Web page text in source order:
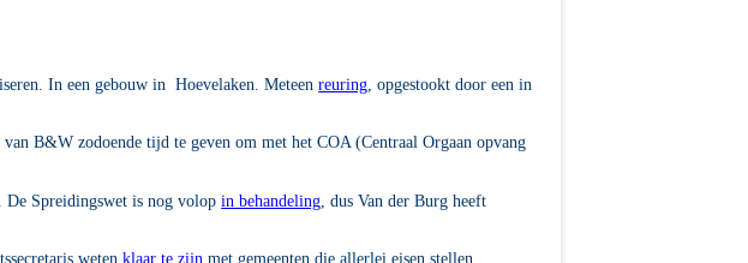
In een gebouw in Hoevelaken. Meteenreuring , opgestookt door een in
B&W zodoende tijd te geven om met het COA (Centraal Orgaan opvang
De Spreidingswet is nog volopin behandeling , dus Van der Burg heeft
wetenklaar te zijn met gemeenten die allerlei eisen stellen.